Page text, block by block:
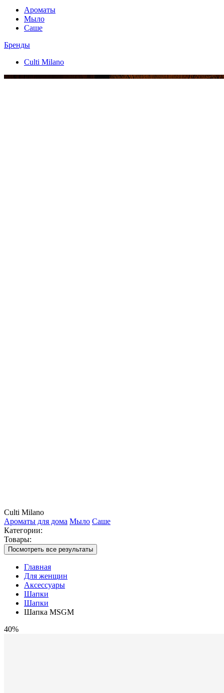
Ароматы
Мыло
Саше
Бренды
Culti Milano
Culti Milano
Ароматы для дома Мыло Саше
Категории:
Товары:
Посмотреть все результаты
Главная
Для женщин
Аксессуары
Шапки
Шапки
Шапка MSGM
40%